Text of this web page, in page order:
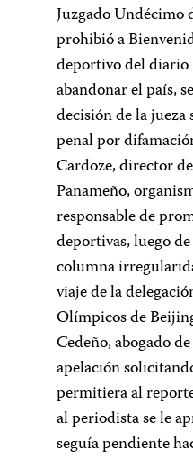
Juzgado Undécimo
prohibió a
deportivo del diario
abandonar el país,
decisión de la
penal por
Cardoze, director
Panameño,
responsable de
deportivas, luego
columna
viaje de la
Olímpicos de
Cedeño, abogado
apelación
permitiera al
al periodista se le
seguía pendiente